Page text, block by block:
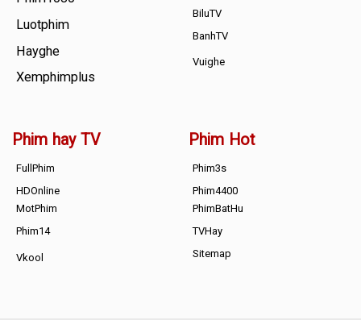
Luotphim
Hayghe
Xemphimplus
BiluTV
BanhTV
Vuighe
Phim hay TV
FullPhim
HDOnline
MotPhim
Phim14
Vkool
Phim Hot
Phim3s
Phim4400
PhimBatHu
TVHay
Sitemap